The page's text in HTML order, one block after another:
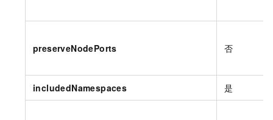
preserveNodePorts 否
includedNamespaces 是